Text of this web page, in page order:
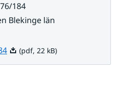
184
Blekinge län
Pdf, 22 kB.
(pdf, 22 kB)